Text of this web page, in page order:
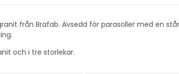
från Brafab. Avsedd för parasoller med en
och i tre storlekar.